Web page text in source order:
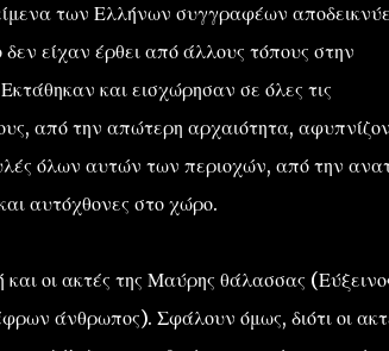
των Ελλήνων συγγραφέων
δεν είχαν έρθει από άλλους τόπους στην
και εισχώρησαν σε όλες τις
από την απώτερη αρχαιότητα,
όλων αυτών των περιοχών, από την
αυτόχθονες στο χώρο.
οι ακτές της Μαύρης θάλασσας
άνθρωπος). Σφάλουν όμως, διότι οι